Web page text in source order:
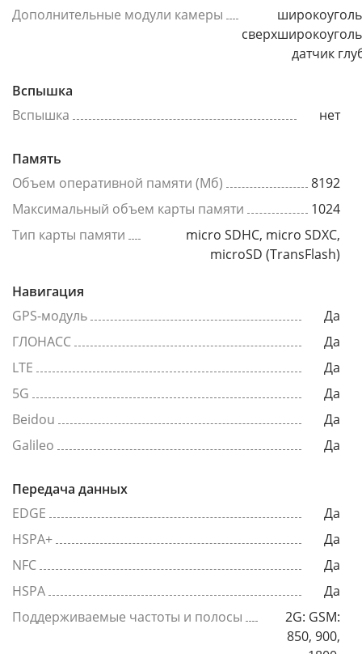
Дополнительные модули камеры
датчик
Вспышка
Вспышка
нет
Память
Объем оперативной памяти (Мб)
8192
Максимальный объем карты памяти
1024
Тип карты памяти
micro SDHC, micro SDXC,
microSD (TransFlash)
Навигация
GPS-модуль
Да
ГЛОНАСС
Да
LTE
Да
5G
Да
Beidou
Да
Galileo
Да
Передача данных
EDGE
Да
HSPA+
Да
NFC
Да
HSPA
Да
Поддерживаемые частоты и полосы
2G: GSM:
850, 900,